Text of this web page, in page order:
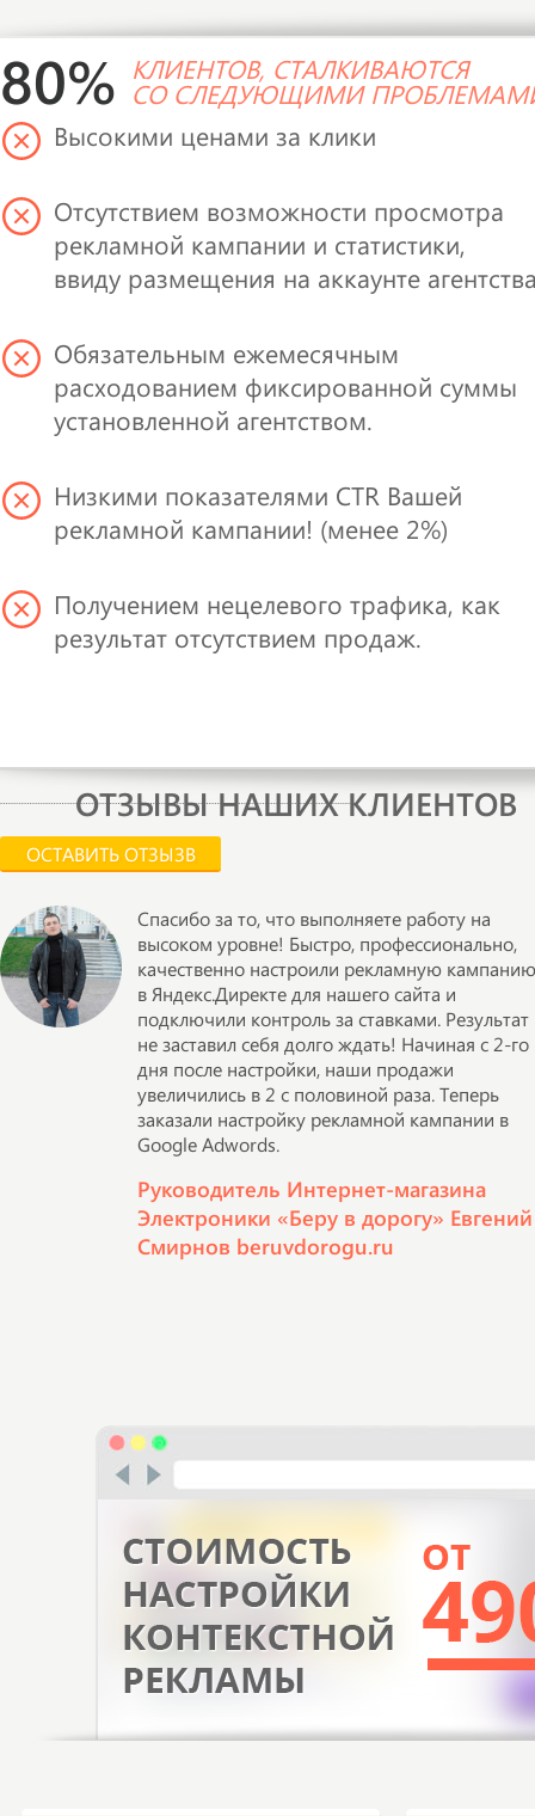
80% КЛИЕНТОВ, СТАЛКИВАЮТСЯ
СО СЛЕДУЮЩИМИ
Высокими ценами за клики
Отсутствием возможности просмотра
рекламной кампании и статистики,
ввиду размещения на аккаунте
Обязательным ежемесячным
расходованием фиксированной суммы
установленной агентством.
Низкими показателями CTR Вашей
рекламной кампании! (менее 2%)
Получением нецелевого трафика, как
результат отсутствием продаж.
ОТЗЫВЫ НАШИХ КЛИЕНТОВ
ОСТАВИТЬ ОТЗЫЗВ
Спасибо за то, что выполняете работу на
высоком уровне! Быстро, профессионально,
качественно настроили рекламную кампанию
в Яндекс.Директе для нашего сайта и
подключили контроль за ставками. Результат
не заставил себя долго ждать! Начиная с 2-го
дня после настройки, наши продажи
увеличились в 2 с половиной раза. Теперь
заказали настройку рекламной кампании в
Google Adwords.
Руководитель Интернет-магазина
Электроники «Беру в дорогу» Евгений
Смирнов beruvdorogu.ru
показов в Яндекс.Директе, спустя 2 часа,
причем в высоко конкурентной нише!
Индивидуальный предприниматель
Екатерина Шемякова nebruliki.ru